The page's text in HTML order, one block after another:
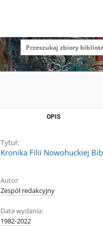
OPIS
Tytuł:
Kronika Filii Nowohuckiej
Autor:
Zespół redakcyjny
Data wydania:
1982-2022